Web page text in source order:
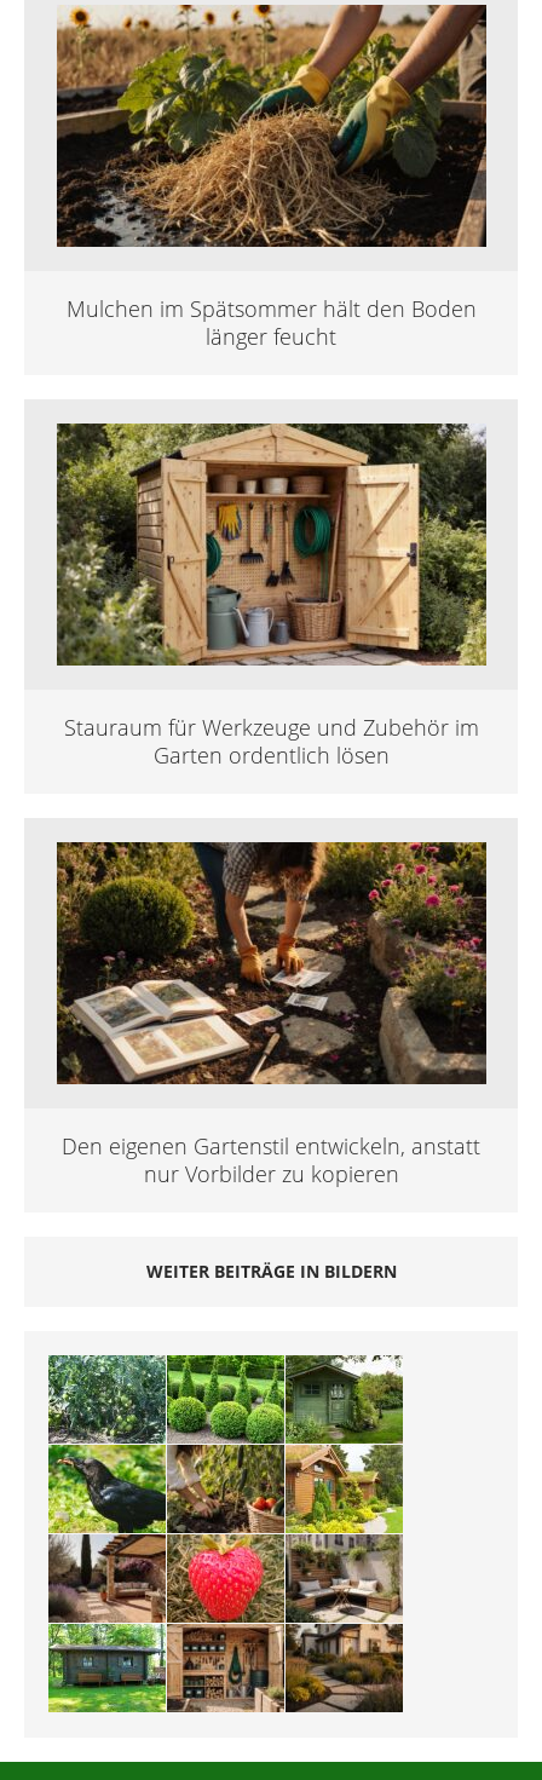
Mulchen im Spätsommer hält den Boden
länger feucht
Stauraum für Werkzeuge und Zubehör im
Garten ordentlich lösen
Den eigenen Gartenstil entwickeln, anstatt
nur Vorbilder zu kopieren
WEITER BEITRÄGE IN BILDERN